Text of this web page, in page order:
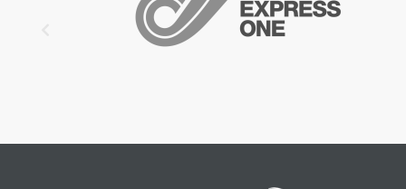
Tápérték 1 filmtablettában: energiatartalom 25 kJ